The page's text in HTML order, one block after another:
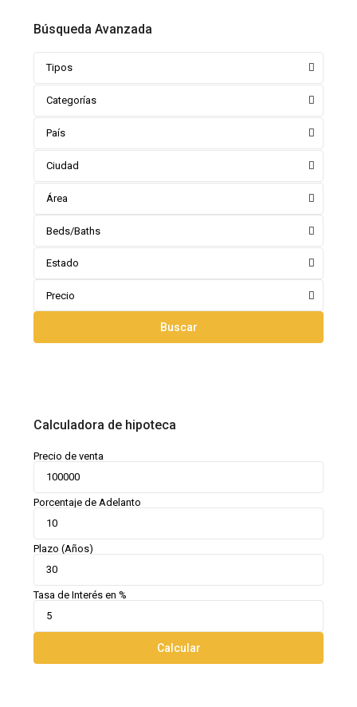
Búsqueda Avanzada
Tipos
Categorías
País
Ciudad
Área
Beds/Baths
Estado
Precio
Buscar
Calculadora de hipoteca
Precio de venta
Porcentaje de Adelanto
Plazo (Años)
Tasa de Interés en %
Calcular